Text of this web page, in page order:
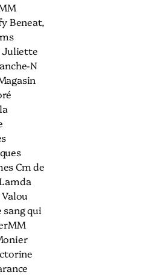
Beneat,
Juliette
N
Cm de
sang qui